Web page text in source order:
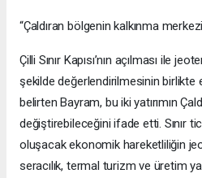
“Çaldıran bölgenin kalkınma
Çilli Sınır Kapısı’nın açılması ile
şekilde değerlendirilmesinin birlikte
belirten Bayram, bu iki yatırımın
değiştirebileceğini ifade etti. Sınır
oluşacak ekonomik hareketliliğin
seracılık, termal turizm ve üretim